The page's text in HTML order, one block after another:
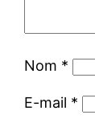
Nom *
E-mail *